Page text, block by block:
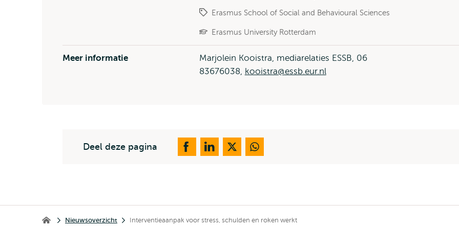
Erasmus School of Social and Behavioural Sciences
Erasmus University Rotterdam
Meer informatie
Marjolein Kooistra, mediarelaties ESSB, 06
83676038, kooistra@essb.eur.nl
Deel deze pagina
Erasmus School of Social and Behavioural Sciences
Nieuwsoverzicht Interventieaanpak voor stress, schulden en roken werkt